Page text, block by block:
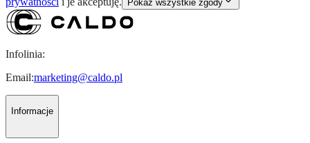
Pokaż wszystkie zgody
Infolinia:
Email:marketing@caldo.pl
Informacje